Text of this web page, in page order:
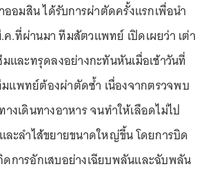
อมสิน ได้รับการผ่าตัดครั้งแรกเพื่อนำ
.ที่ผ่านมา ทีมสัตวแพทย์ เปิดเผยว่า เต่า
และทรุดลงอย่างกะทันหันเมื่อเช้าวันที่
มแพทย์ต้องผ่าตัดซ้ำ เนื่องจากตรวจพบ
งเดินทางอาหาร จนทำให้เลือดไม่ไป
ละลำไส้ขยายขนาดใหญ่ขึ้น โดยการบิด
ดการอักเสบอย่างเฉียบพลันและฉับพลัน